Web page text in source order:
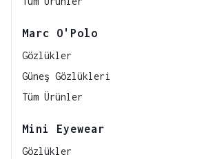
Marc O'Polo
Gözlükler
Güneş Gözlükleri
Tüm Ürünler
Mini Eyewear
Gözlükler